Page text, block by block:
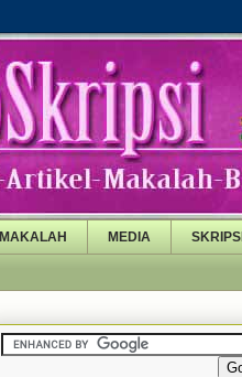
MAKALAH MEDIA SKRIPSI